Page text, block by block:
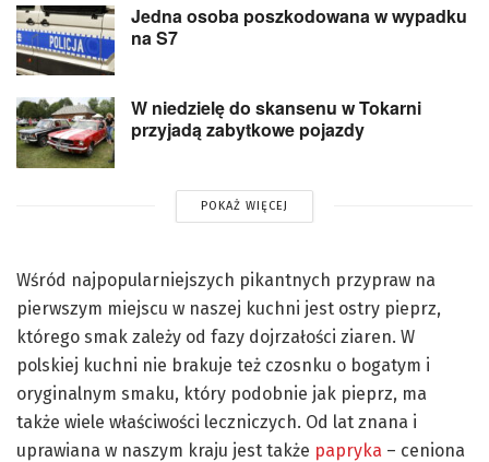
Jedna osoba poszkodowana w wypadku
na S7
W niedzielę do skansenu w Tokarni
przyjadą zabytkowe pojazdy
POKAŻ WIĘCEJ
Wśród najpopularniejszych pikantnych przypraw na
pierwszym miejscu w naszej kuchni jest ostry pieprz,
którego smak zależy od fazy dojrzałości ziaren. W
polskiej kuchni nie brakuje też czosnku o bogatym i
oryginalnym smaku, który podobnie jak pieprz, ma
także wiele właściwości leczniczych. Od lat znana i
uprawiana w naszym kraju jest także papryka – ceniona